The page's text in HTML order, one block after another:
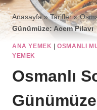
Anasayfa»Tarifler»
Günümüze: Acem Pilavı
ANA YEMEK |OSMANLI
YEMEK
Osmanlı